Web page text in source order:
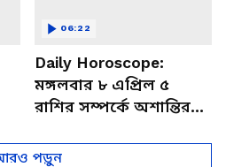
Daily Horoscope:
মঙ্গলবার ৮ এপ্রিল ৫
রাশির সম্পর্কে অশান্তির
আজকের রাশিফল
06:22
পড়ুন